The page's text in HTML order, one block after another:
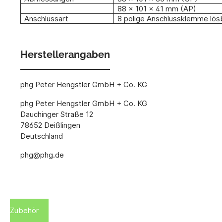
88 x 101 x 41 mm (AP)
Anschlussart
8 polige Anschlussklemme
Herstellerangaben
phg Peter Hengstler GmbH + Co. KG
phg Peter Hengstler GmbH + Co. KG
Dauchinger Straße 12
78652 Deißlingen
Deutschland
phg@phg.de
Zubehör